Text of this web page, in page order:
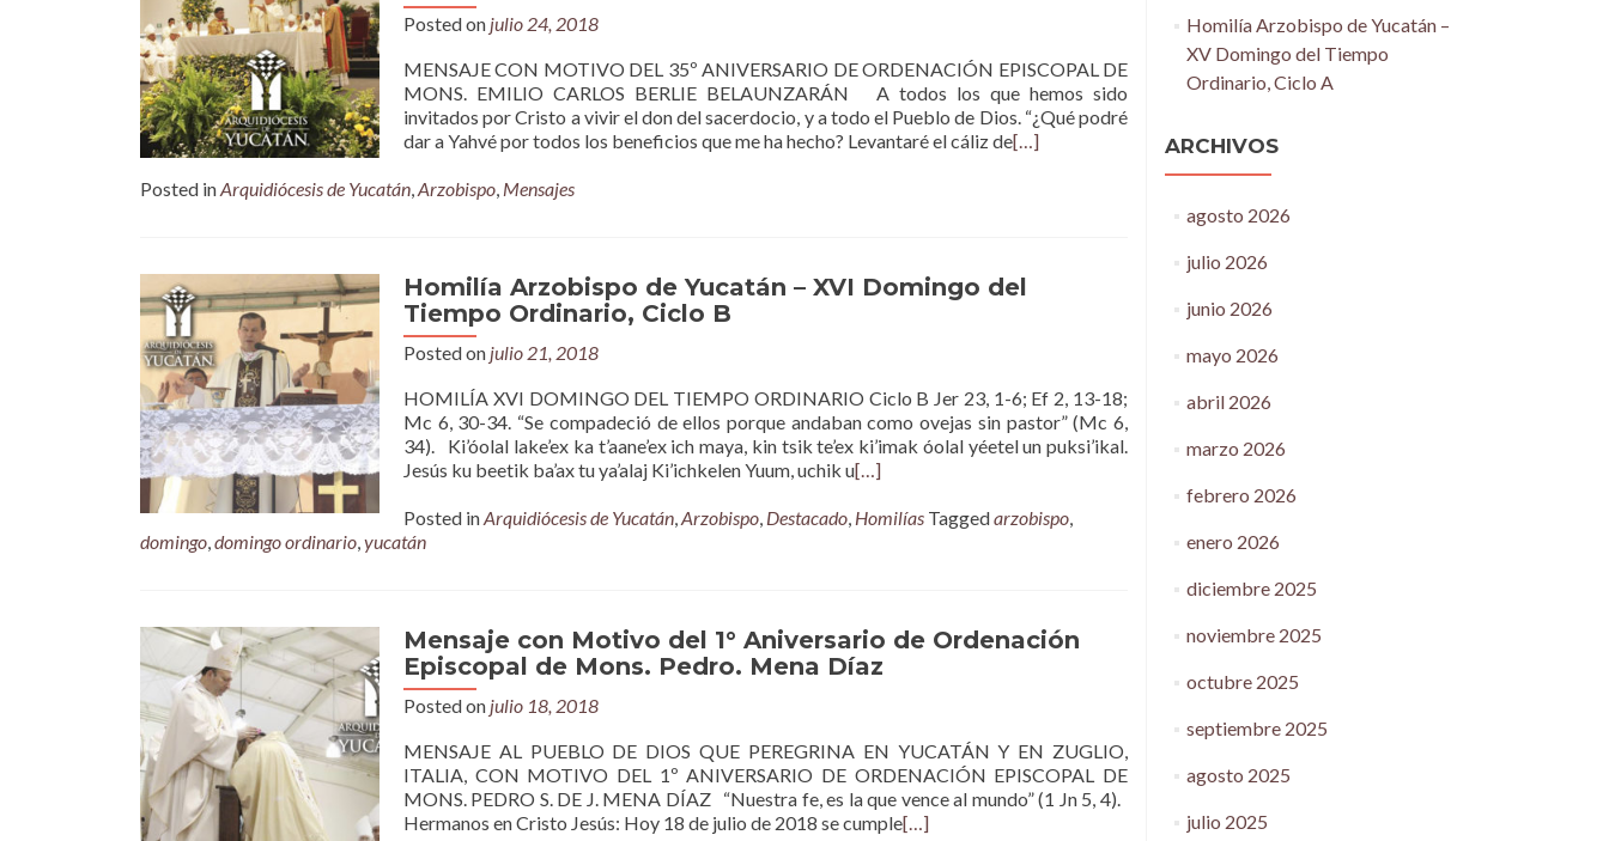
Posted on julio 24, 2018
MENSAJE CON MOTIVO DEL 35º ANIVERSARIO DE ORDENACIÓN EPISCOPAL DE
MONS. EMILIO CARLOS BERLIE BELAUNZARÁN A todos los que hemos sido
invitados por Cristo a vivir el don del sacerdocio, y a todo el Pueblo de Dios. “¿Qué podré
dar a Yahvé por todos los beneficios que me ha hecho? Levantaré el cáliz de[…]
Posted inArquidiócesis de Yucatán,Arzobispo, Mensajes
Homilía Arzobispo de Yucatán – XVI Domingo del
Tiempo Ordinario, Ciclo B
Posted on julio 21, 2018
HOMILÍA XVI DOMINGO DEL TIEMPO ORDINARIO Ciclo B Jer 23, 1-6; Ef 2, 13-18;
Mc 6, 30-34. “Se compadeció de ellos porque andaban como ovejas sin pastor” (Mc 6,
34). Ki’óolal lake’ex ka t’aane’ex ich maya, kin tsik te’ex ki’imak óolal yéetel un puksi’ikal.
Jesús ku beetik ba’ax tu ya’alaj Ki’ichkelen Yuum, uchik u[…]
Posted inArquidiócesis de Yucatán,Arzobispo, Destacado, Homilías Taggedarzobispo,
domingo,domingo ordinario,yucatán
Mensaje con Motivo del 1° Aniversario de Ordenación
Episcopal de Mons. Pedro. Mena Díaz
Posted on julio 18, 2018
MENSAJE AL PUEBLO DE DIOS QUE PEREGRINA EN YUCATÁN Y EN ZUGLIO,
ITALIA, CON MOTIVO DEL 1º ANIVERSARIO DE ORDENACIÓN EPISCOPAL DE
MONS. PEDRO S. DE J. MENA DÍAZ “Nuestra fe, es la que vence al mundo” (1 Jn 5, 4).
Hermanos en Cristo Jesús: Hoy 18 de julio de 2018 se cumple[…]
Homilía Arzobispo de Yucatán –
XV Domingo del Tiempo
Ordinario, Ciclo A
ARCHIVOS
agosto 2026
julio 2026
junio 2026
mayo 2026
abril 2026
marzo 2026
febrero 2026
enero 2026
diciembre 2025
noviembre 2025
octubre 2025
septiembre 2025
agosto 2025
julio 2025